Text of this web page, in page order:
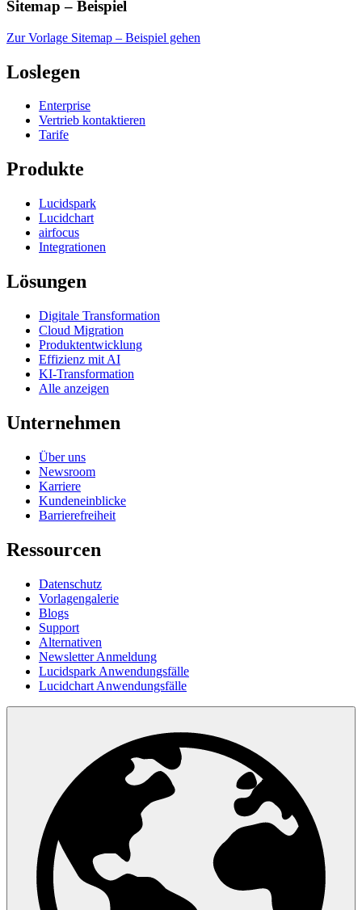
Sitemap – Beispiel
Zur Vorlage Sitemap – Beispiel gehen
Loslegen
Enterprise
Vertrieb kontaktieren
Tarife
Produkte
Lucidspark
Lucidchart
airfocus
Integrationen
Lösungen
Digitale Transformation
Cloud Migration
Produktentwicklung
Effizienz mit AI
KI-Transformation
Alle anzeigen
Unternehmen
Über uns
Newsroom
Karriere
Kundeneinblicke
Barrierefreiheit
Ressourcen
Datenschutz
Vorlagengalerie
Blogs
Support
Alternativen
Newsletter Anmeldung
Lucidspark Anwendungsfälle
Lucidchart Anwendungsfälle